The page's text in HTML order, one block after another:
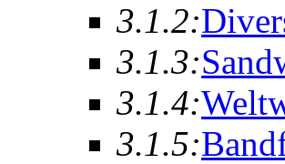
3.1.2:
3.1.3:
3.1.4:
3.1.5: